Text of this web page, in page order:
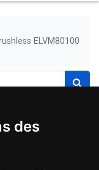
des
ELVM80100